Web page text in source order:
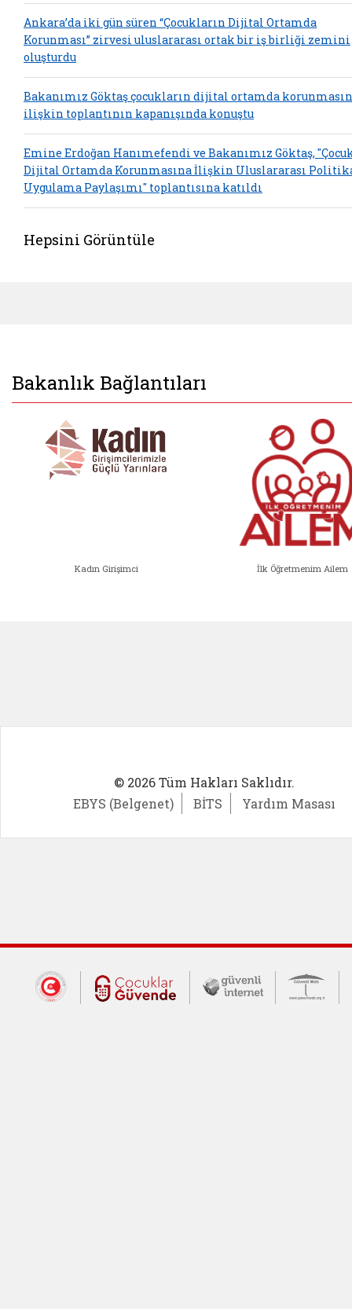
Ankara’da iki gün süren “Çocukların Dijital Ortamda
Korunması” zirvesi uluslararası ortak bir iş birliği zemini
oluşturdu
Bakanımız Göktaş çocukların dijital ortamda
ilişkin toplantının kapanışında konuştu
Emine Erdoğan Hanımefendi ve Bakanımız Göktaş,
Dijital Ortamda Korunmasına İlişkin Uluslararası
Uygulama Paylaşımı" toplantısına katıldı
Hepsini Görüntüle
Bakanlık Bağlantıları
Kadın Girişimci İlk Öğretmenim Ailem
© 2026 Tüm Hakları Saklıdır.
EBYS (Belgenet)
BİTS Yardım Masası
Dış Bağlantılar
Cumhurbaşkanlığı İletişim Merkezi
Çocuklar Güvende (yeni
Güvenli